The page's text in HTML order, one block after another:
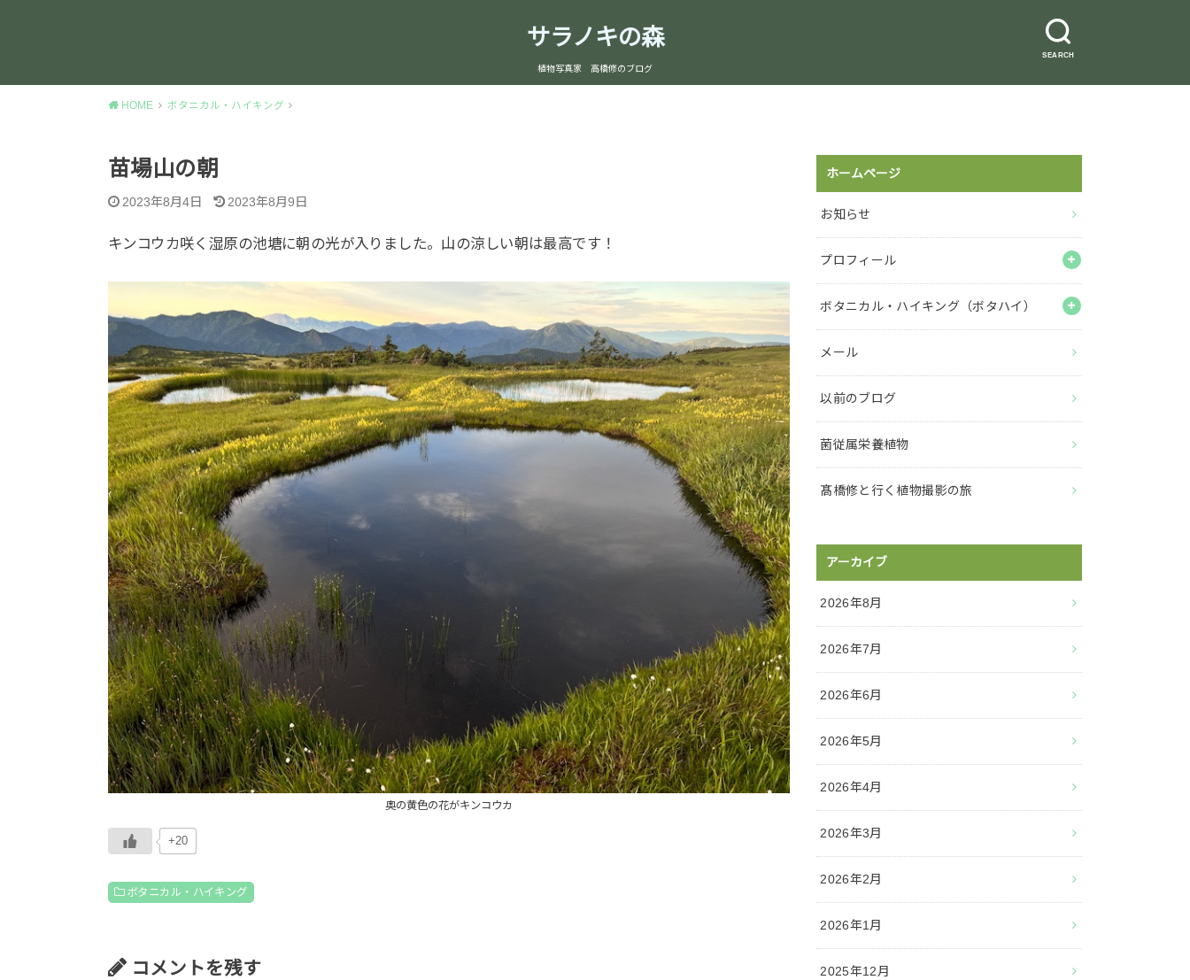
SEARCH
サラノキの森
植物写真家 高橋修のブログ
HOME ボタニカル・ハイキング
苗場山の朝
2023年8月4日 2023年8月9日
キンコウカ咲く湿原の池塘に朝の光が入りました。山の涼しい朝は最高です！
奥の黄色の花がキンコウカ
+20
ボタニカル・ハイキング
コメントを残す
ホームページ
お知らせ
プロフィール
ボタニカル・ハイキング（ボタハイ）
メール
以前のブログ
菌従属栄養植物
髙橋修と行く植物撮影の旅
アーカイブ
2026年8月
2026年7月
2026年6月
2026年5月
2026年4月
2026年3月
2026年2月
2026年1月
2025年12月